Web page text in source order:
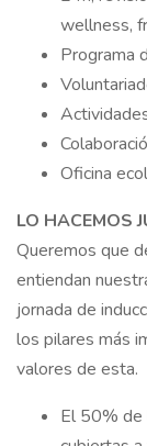
wellness,
Programa
Oficina
LO HACEMOS
Queremos que
entiendan
jornada de
los pilares más
valores de esta.
El 50% de